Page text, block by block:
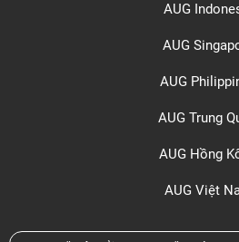
AUG
AUG
AUG
AUG Trung
AUG Hồng
AUG Việt